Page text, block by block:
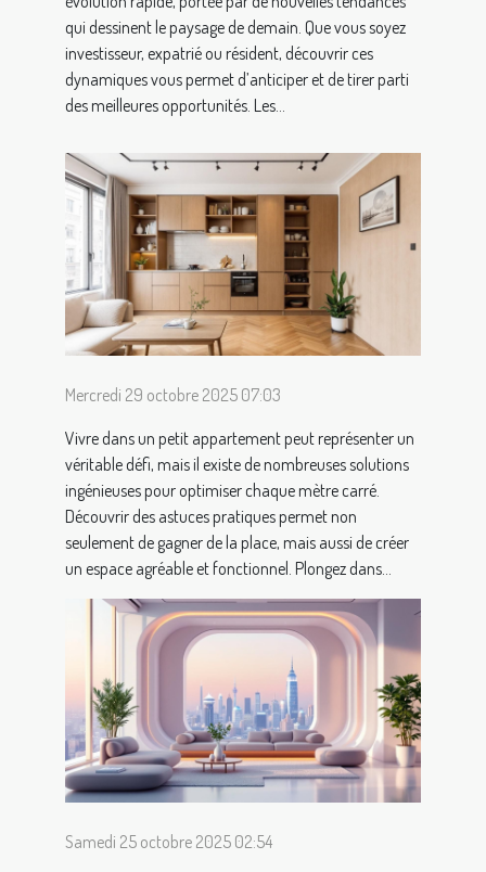
qui dessinent le paysage de demain. Que vous soyez
investisseur, expatrié ou résident, découvrir ces
dynamiques vous permet d’anticiper et de tirer parti
des meilleures opportunités. Les...
Mercredi 29 octobre 2025 07:03
Vivre dans un petit appartement peut représenter un
véritable défi, mais il existe de nombreuses solutions
ingénieuses pour optimiser chaque mètre carré.
Découvrir des astuces pratiques permet non
seulement de gagner de la place, mais aussi de créer
un espace agréable et fonctionnel. Plongez dans...
Samedi 25 octobre 2025 02:54